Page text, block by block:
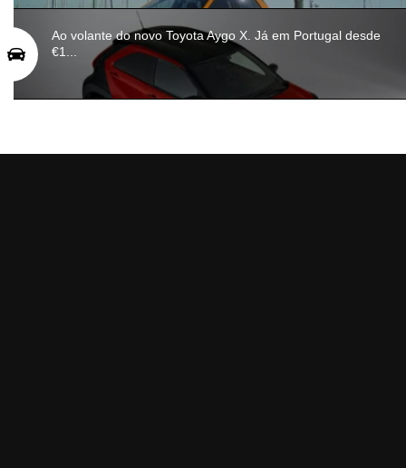
Ao volante do novo Toyota Aygo X. Já em Portugal desde
€1...